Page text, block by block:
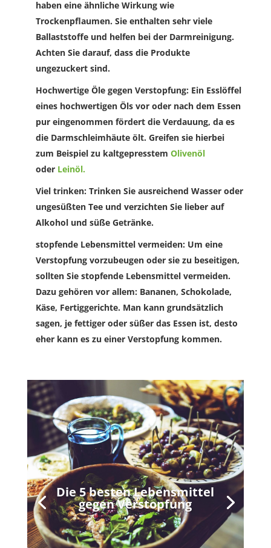
haben eine ähnliche Wirkung wie
Trockenpflaumen. Sie enthalten sehr viele
Ballaststoffe und helfen bei der Darmreinigung.
Achten Sie darauf, dass die Produkte
ungezuckert sind.
Hochwertige Öle gegen Verstopfung: Ein Esslöffel
eines hochwertigen Öls vor oder nach dem Essen
pur eingenommen fördert die Verdauung, da es
die Darmschleimhäute ölt. Greifen sie hierbei
zum Beispiel zu kaltgepresstem Olivenöl
oder Leinöl.
Viel trinken: Trinken Sie ausreichend Wasser oder
ungesüßten Tee und verzichten Sie lieber auf
Alkohol und süße Getränke.
stopfende Lebensmittel vermeiden: Um eine
Verstopfung vorzubeugen oder sie zu beseitigen,
sollten Sie stopfende Lebensmittel vermeiden.
Dazu gehören vor allem: Bananen, Schokolade,
Käse, Fertiggerichte. Man kann grundsätzlich
sagen, je fettiger oder süßer das Essen ist, desto
eher kann es zu einer Verstopfung kommen.
Die 5 besten Lebensmittel
gegen Verstopfung